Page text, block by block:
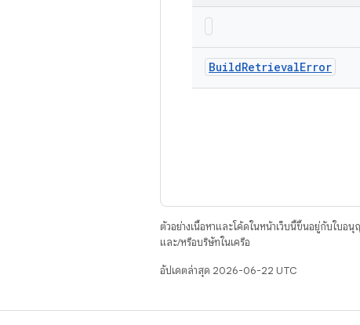
BuildRetrievalError
ตัวอย่างเนื้อหาและโค้ดในหน้าเว็บนี้ขึ้นอยู่กับใบอนุ
และ/หรือบริษัทในเครือ
อัปเดตล่าสุด 2026-06-22 UTC